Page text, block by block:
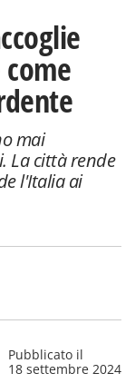
mai
La città rende
l'Italia ai
Pubblicato il
18 settembre 2024